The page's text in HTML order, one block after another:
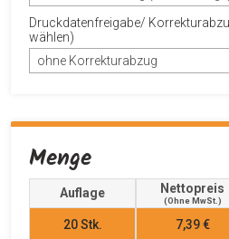
Druckdatenfreigabe/
wählen)
ohne Korrekturabzug
Menge
Auflage Nettopreis
(ohne MwSt.)
20Stk. 7,39 €